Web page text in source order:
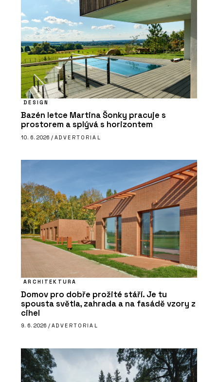
DESIGN
Bazén letce Martina Šonky pracuje s
prostorem a splývá s horizontem
10. 6. 2026 / ADVERTORIAL
ARCHITEKTURA
Domov pro dobře prožité stáří. Je tu
spousta světla, zahrada a na fasádě vzory z
cihel
9. 6. 2026 / ADVERTORIAL